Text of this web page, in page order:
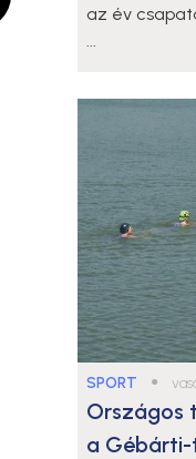
az év
...
SPORT ●
Országos
a